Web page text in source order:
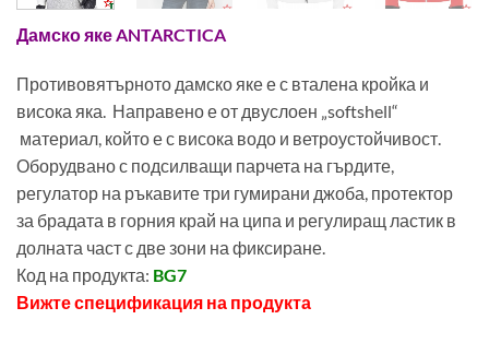
Дамско яке ANTARCTICA
Противовятърното дамско яке е с вталена кройка и
висока яка. Направено е от двуслоен „softshell“
материал, който е с висока водо и ветроустойчивост.
Оборудвано с подсилващи парчета на гърдите,
регулатор на ръкавите три гумирани джоба, протектор
за брадата в горния край на ципа и регулиращ ластик в
долната част с две зони на фиксиране.
Код на продукта: BG7
Вижте спецификация на продукта